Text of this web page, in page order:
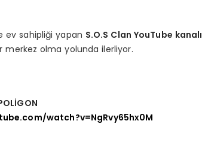
ev sahipliği yapan S.O.S Clan YouTube kanalı
merkez olma yolunda ilerliyor.
watch?v=NgRvy65hx0M